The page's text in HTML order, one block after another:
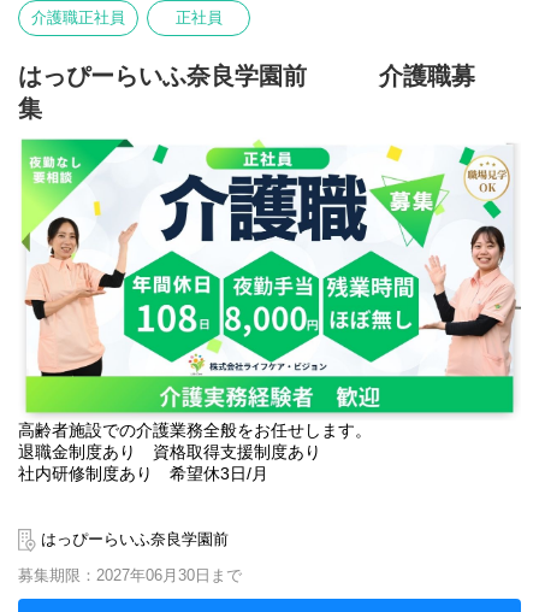
介護職正社員 正社員
はっぴーらいふ奈良学園前 介護職募
集
高齢者施設での介護業務全般をお任せします。
退職金制度あり 資格取得支援制度あり
社内研修制度あり 希望休3日/月
はっぴーらいふ奈良学園前
募集期限：2027年06月30日まで